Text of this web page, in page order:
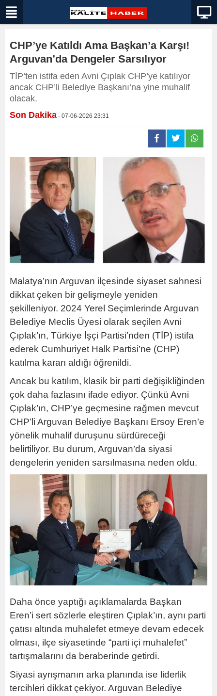
CHP’ye Katıldı Ama Başkan’a Karşı!
Arguvan’da Dengeler Sarsılıyor
TİP’ten istifa eden Avni Çıplak CHP’ye katılıyor
ancak CHP’li Belediye Başkanı’na yine muhalif
olacak.
Son Dakika - 07-06-2026 23:31
Malatya’nın Arguvan ilçesinde siyaset sahnesi
dikkat çeken bir gelişmeyle yeniden
şekilleniyor. 2024 Yerel Seçimlerinde Arguvan
Belediye Meclis Üyesi olarak seçilen Avni
Çıplak’ın, Türkiye İşçi Partisi’nden (TİP) istifa
ederek Cumhuriyet Halk Partisi’ne (CHP)
katılma kararı aldığı öğrenildi.
Ancak bu katılım, klasik bir parti değişikliğinden
çok daha fazlasını ifade ediyor. Çünkü Avni
Çıplak’ın, CHP’ye geçmesine rağmen mevcut
CHP’li Arguvan Belediye Başkanı Ersoy Eren’e
yönelik muhalif duruşunu sürdüreceği
belirtiliyor. Bu durum, Arguvan’da siyasi
dengelerin yeniden sarsılmasına neden oldu.
Daha önce yaptığı açıklamalarda Başkan
Eren’i sert sözlerle eleştiren Çıplak’ın, aynı parti
çatısı altında muhalefet etmeye devam edecek
olması, ilçe siyasetinde “parti içi muhalefet”
tartışmalarını da beraberinde getirdi.
Siyasi ayrışmanın arka planında ise liderlik
tercihleri dikkat çekiyor. Arguvan Belediye